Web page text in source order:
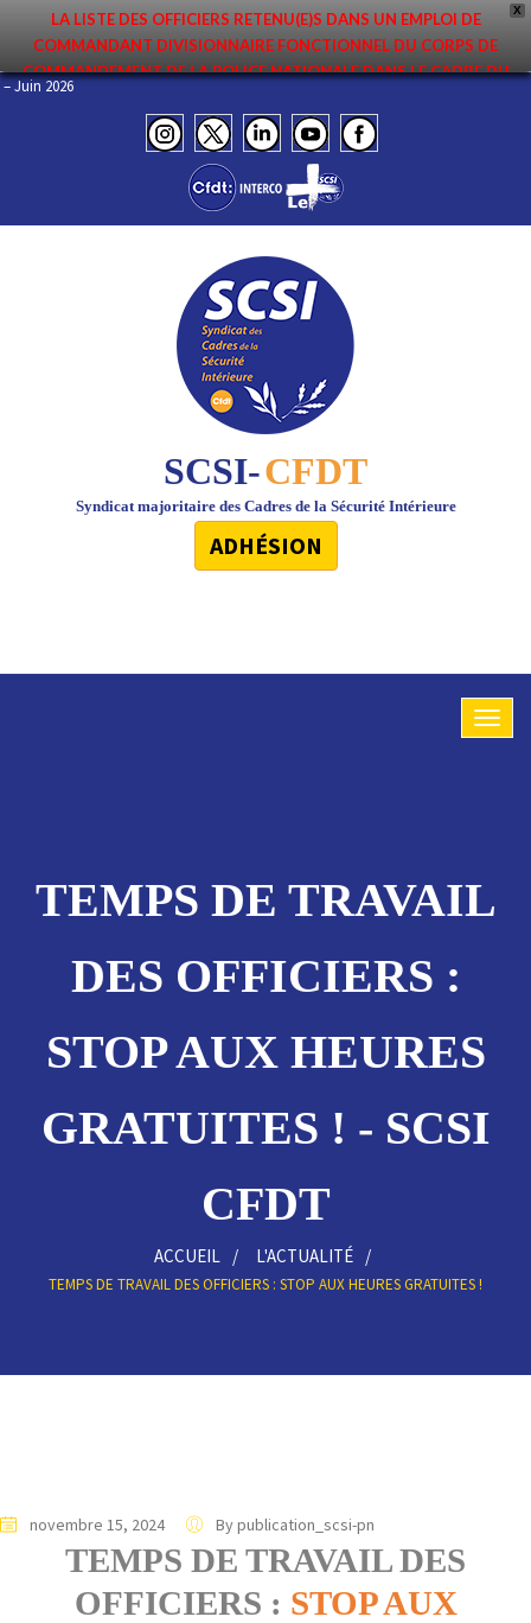
X
LA LISTE DES OFFICIERS RETENU(E)S DANS UN EMPLOI DE
COMMANDANT DIVISIONNAIRE FONCTIONNEL DU CORPS DE
COMMANDEMENT DE LA POLICE NATIONALE DANS LE CADRE DU
PREMIER MOUVEMENT 2026 A ÉTÉ DIFFUSÉE. ELLE EST DISPONIBLE EN
PAGES PROTÉGÉES DU SITE. FÉLICITATIONS AUX NOMMÉ(E)S !
– Juin 2026
SCSI-CFDT
Syndicat majoritaire des Cadres de la Sécurité Intérieure
ADHÉSION
TEMPS DE TRAVAIL
DES OFFICIERS :
STOP AUX HEURES
GRATUITES ! - SCSI
CFDT
ACCUEIL L'ACTUALITÉ
TEMPS DE TRAVAIL DES OFFICIERS : STOP AUX HEURES GRATUITES !
novembre 15, 2024 By publication_scsi-pn
TEMPS DE TRAVAIL DES
OFFICIERS : STOP AUX